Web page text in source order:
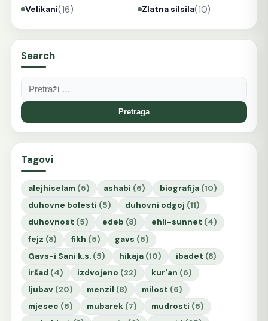
Velikani(16) Zlatna silsila(10)
Search
Pretraga:
Tagovi
alejhiselam (5) ashabi (6) biografija (10)
duhovne bolesti (5) duhovni odgoj (11)
duhovnost (5) edeb (8) ehli-sunnet (4)
fejz (8) fikh (5) gavs (6)
Gavs-i Sani k.s. (5) hikaja (10) ibadet (8)
iršad (4) izdvojeno (22) kur'an (6)
ljubav (20) menzil (8) milost (6)
mjesec (6) mubarek (7) mudrosti (6)